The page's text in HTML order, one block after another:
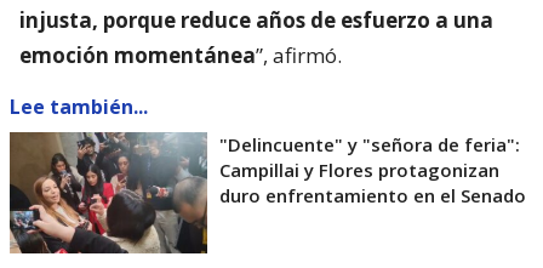
injusta, porque reduce años de esfuerzo a una
emoción momentánea”, afirmó.
Lee también...
"Delincuente" y "señora de feria":
Campillai y Flores protagonizan
duro enfrentamiento en el Senado